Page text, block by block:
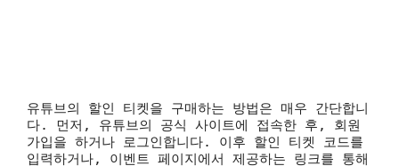
유튜브의 할인 티켓을 구매하는 방법은 매우 간단합니
다. 먼저, 유튜브의 공식 사이트에 접속한 후, 회원
가입을 하거나 로그인합니다. 이후 할인 티켓 코드를
입력하거나, 이벤트 페이지에서 제공하는 링크를 통해